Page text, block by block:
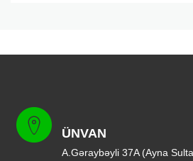
ÜNVAN
A.Gəraybəyli 37A (Ayna